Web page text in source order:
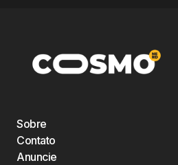
Sobre
Contato
Anuncie